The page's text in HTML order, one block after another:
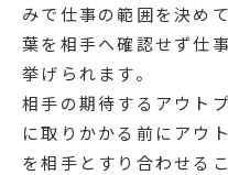
みで仕事の範囲を決め
葉を相手へ確認せず仕
挙げられます。
相手の期待するアウト
に取りかかる前にアウ
を相手とすり合わせる